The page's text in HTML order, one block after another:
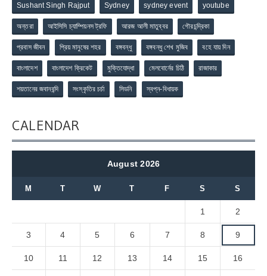
Sushant Singh Rajput Sydney sydney event youtube
অন্তরা আইসিসি চ্যাম্পিয়নস ট্রফি আরজ আলী মাতুব্বর গৌরচন্দ্রিকা
প্রবাস জীবন প্রিয় মানুষের শহর বঙ্গবন্ধু বঙ্গবন্ধু শেখ মুজিব বহে যায় দিন
বাংলাদেশ বাংলাদেশ ক্রিকেট মুক্তিযোদ্ধা মেলবোর্নের চিঠি রাজাকার
শয়তানের জবানবন্দি সংস্কৃতির চর্চা সিডনি স্বপ্ন-বিধায়ক
CALENDAR
August 2026
M T W T F S S
1 2
3 4 5 6 7 8 9
10 11 12 13 14 15 16